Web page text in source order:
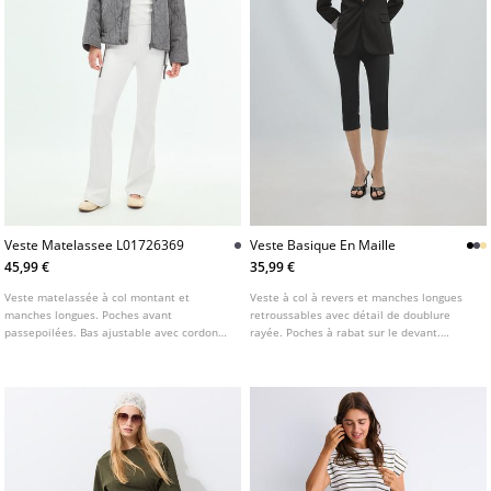
Veste Matelassee L01726369
45,99 €
Veste matelassée à col montant et
manches longues. Poches avant
passepoilées. Bas ajustable avec cordons.
Veste Basique En Maille
35,99 €
Veste à col à revers et manches longues
retroussables avec détail de doublure
rayée. Poches à rabat sur le devant.